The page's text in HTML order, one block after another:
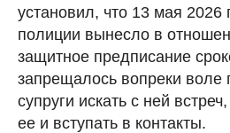
установил, что 13 мая 2026
полиции вынесло в
защитное предписание
запрещалось вопреки воле
супруги искать с ней
ее и вступать в контакты.